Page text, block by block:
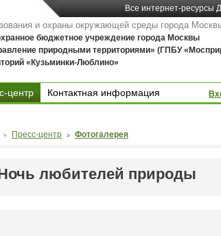
Все интернет-ресурсы
и охраны окружающей среды города
бюджетное учреждение города Москвы
природными территориями» (ГПБУ
«Кузьминки-Люблино»
центр
Контактная информация
Пресс-центр Фотогалерея
любителей природы